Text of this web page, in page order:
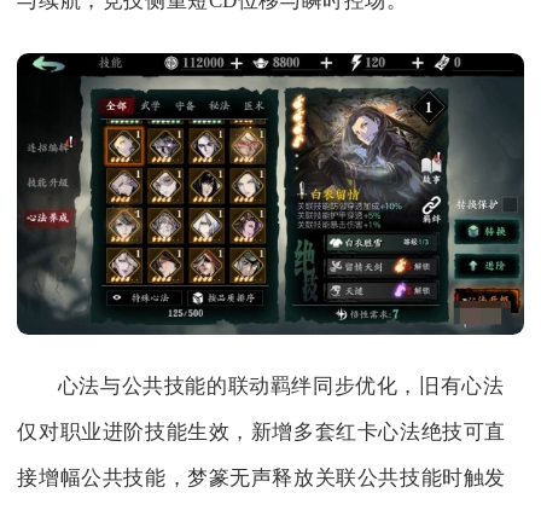
心法与公共技能的联动羁绊同步优化，旧有心法
仅对职业进阶技能生效，新增多套红卡心法绝技可直
接增幅公共技能，梦篆无声释放关联公共技能时触发